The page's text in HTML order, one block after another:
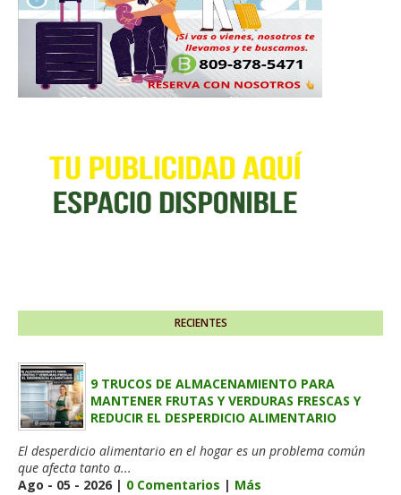
RECIENTES
9 TRUCOS DE ALMACENAMIENTO PARA
MANTENER FRUTAS Y VERDURAS FRESCAS Y
REDUCIR EL DESPERDICIO ALIMENTARIO
El desperdicio alimentario en el hogar es un problema común
que afecta tanto a...
Ago - 05 - 2026 | 0 Comentarios | Más